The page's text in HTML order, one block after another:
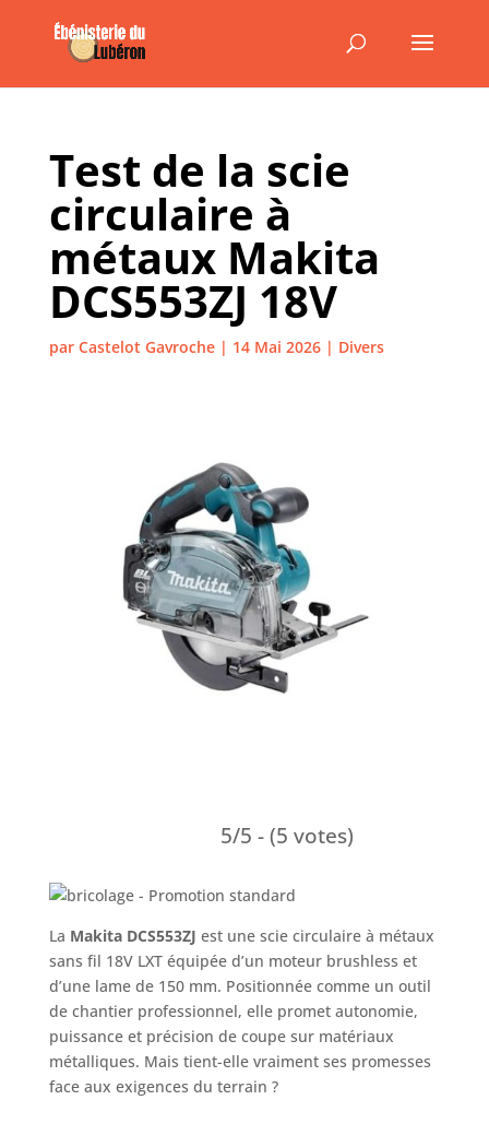
Test de la scie
circulaire à
métaux Makita
DCS553ZJ 18V
par Castelot Gavroche| 14 Mai 2026| Divers
5/5 - (5 votes)
La Makita DCS553ZJ est une scie circulaire à métaux
sans fil 18V LXT équipée d’un moteur brushless et
d’une lame de 150 mm. Positionnée comme un outil
de chantier professionnel, elle promet autonomie,
puissance et précision de coupe sur matériaux
métalliques. Mais tient-elle vraiment ses promesses
face aux exigences du terrain ?